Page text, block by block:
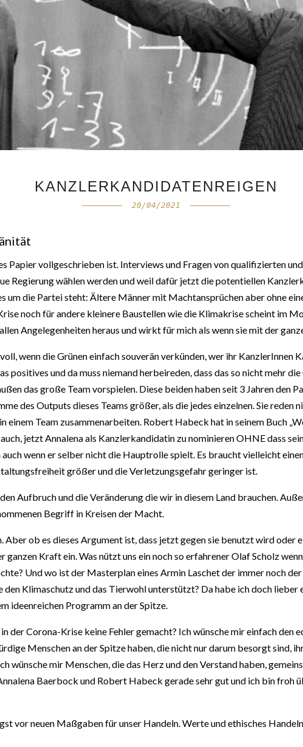
KANZLERKANDIDATENREIGEN
20/04/2021
Papier vollgeschrieben ist. Interviews und Fragen von qualifizierten
Regierung wählen werden und weil dafür jetzt die potentiellen
um die Partei steht: Ältere Männer mit Machtansprüchen aber ohne
noch für andere kleinere Baustellen wie die Klimakrise scheint im
Angelegenheiten heraus und wirkt für mich als wenn sie mit der
wenn die Grünen einfach souverän verkünden, wer ihr KanzlerInnen
positives und da muss niemand herbeireden, dass das so nicht mehr
das große Team vorspielen. Diese beiden haben seit 3 Jahren den
des Outputs dieses Teams größer, als die jedes einzelnen. Sie
einem Team zusammenarbeiten. Robert Habeck hat in seinem Buch
jetzt Annalena als Kanzlerkandidatin zu nominieren OHNE dass
wenn er selber nicht die Hauptrolle spielt. Es braucht vielleicht
größer und die Verletzungsgefahr geringer ist.
Aufbruch und die Veränderung die wir in diesem Land brauchen.
Begriff in Kreisen der Macht.
Aber ob es dieses Argument ist, dass jetzt gegen sie benutzt wird oder
Kraft ein. Was nützt uns ein noch so erfahrener Olaf Scholz
Und wo ist der Masterplan eines Armin Laschet der immer noch
Klimaschutz und das Tierwohl unterstützt? Da habe ich doch lieber
ideenreichen Programm an der Spitze.
der Corona-Krise keine Fehler gemacht? Ich wünsche mir einfach den
Menschen an der Spitze haben, die nicht nur darum besorgt sind,
wünsche mir Menschen, die das Herz und den Verstand haben,
Baerbock und Robert Habeck gerade sehr gut und ich bin froh
vor neuen Maßgaben für unser Handeln. Werte und ethisches